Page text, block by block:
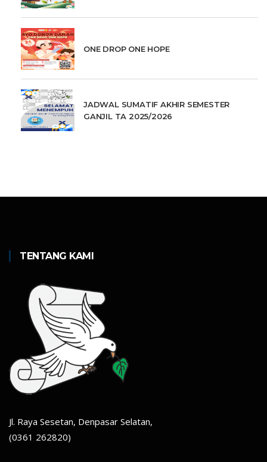
ONE DROP ONE HOPE
JADWAL SUMATIF AKHIR SEMESTER
GANJIL TA 2025/2026
TENTANG KAMI
Jl. Raya Sesetan, Denpasar Selatan,
(0361 262820)